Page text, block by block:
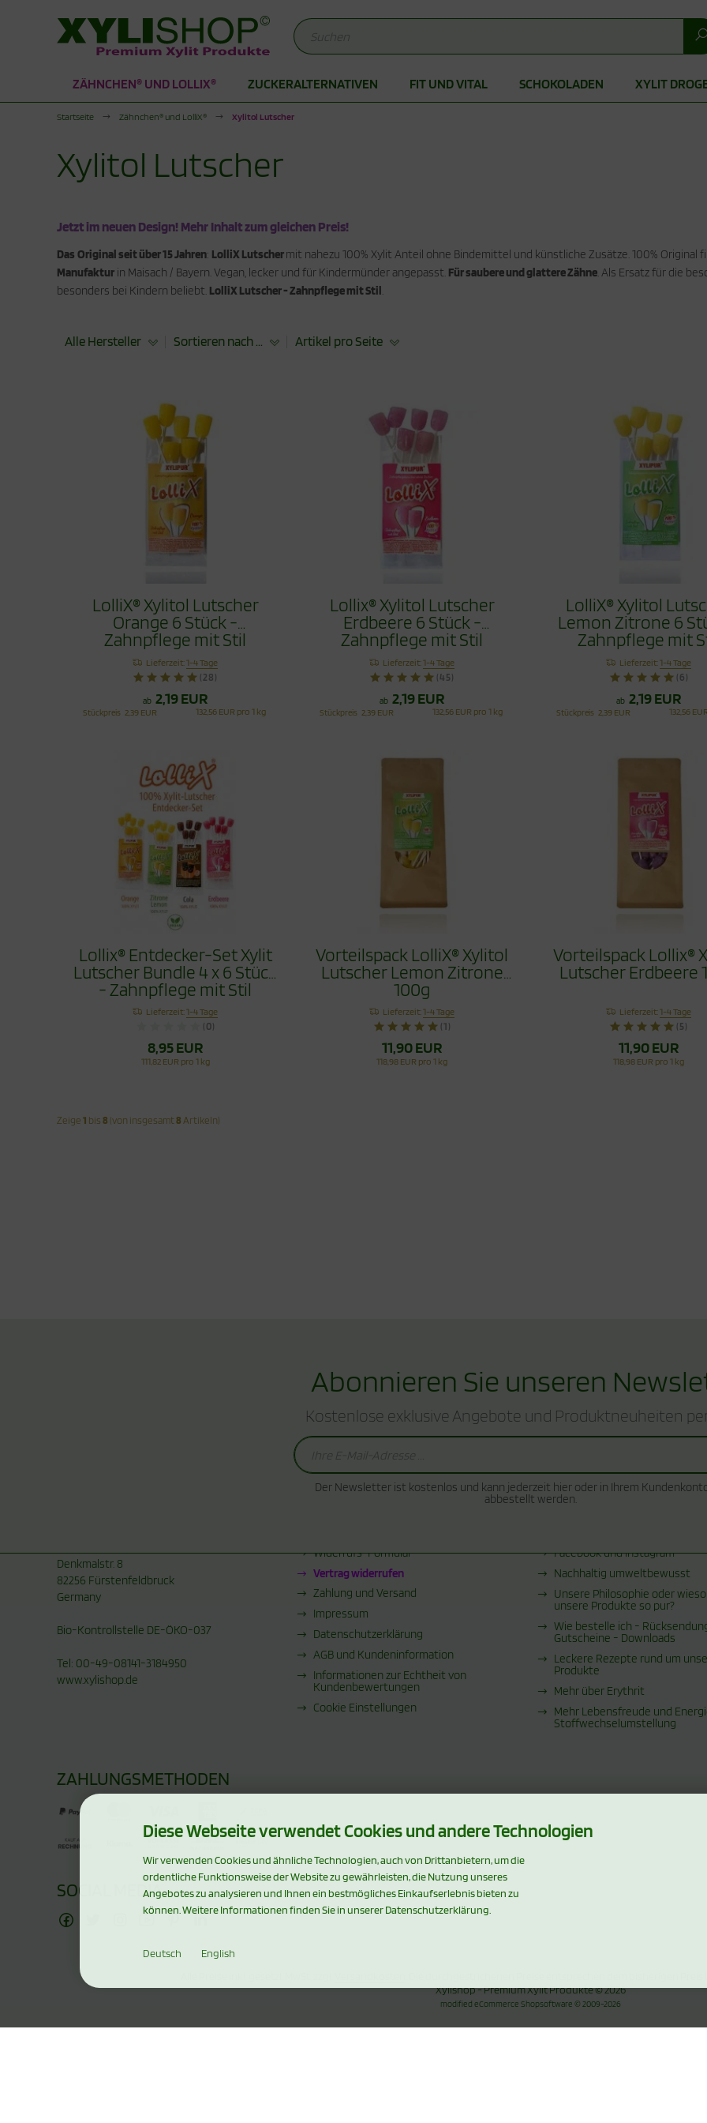
ZÄHNCHEN® UND LOLLIX® ZUCKERALTERNATIVEN FIT UND VITAL SCHOKOLADEN XYLIT
Startseite Zähnchen® und LolliX® Xylitol Lutscher
Xylitol Lutscher
Jetzt im neuen Design! Mehr Inhalt zum gleichen Preis!
Das Original seit über 15 Jahren: LolliX Lutschermit nahezu 100% Xylit Anteil ohne Bindemittel und künstliche Zusätze. 100% Original
Manufaktur in Maisach / Bayern. Vegan, lecker und für Kindermünder angepasst. Für saubere und glattere Zähne. Als Ersatz für die
besonders bei Kindern beliebt. LolliX Lutscher - Zahnpflege mit Stil.
Alle Hersteller Sortieren nach ... Artikel pro Seite
LolliX® Xylitol Lutscher
Orange 6 Stück -
Zahnpflege mit Stil
Lieferzeit:1-4 Tage
(28)
ab 2,19 EUR
Stückpreis 2,39 EUR 132,56 EUR pro 1 kg
Lollix® Xylitol Lutscher
Erdbeere 6 Stück -
Zahnpflege mit Stil
Lieferzeit:1-4 Tage
(45)
ab 2,19 EUR
Stückpreis 2,39 EUR 132,56 EUR pro 1 kg
LolliX® Xylitol
Lemon Zitrone 6
Zahnpflege mit
Lieferzeit:1-4 Tage
(6)
ab 2,19 EUR
Stückpreis 2,39 EUR 132,56
Lollix® Entdecker-Set Xylit
Lutscher Bundle 4 x 6 Stück
- Zahnpflege mit Stil
Lieferzeit:1-4 Tage
(0)
8,95 EUR
111,82 EUR pro 1 kg
Vorteilspack LolliX® Xylitol
Lutscher Lemon Zitrone
100g
Lieferzeit:1-4 Tage
(1)
11,90 EUR
118,98 EUR pro 1 kg
Vorteilspack Lollix®
Lutscher Erdbeere
Lieferzeit:1-4 Tage
(5)
11,90 EUR
118,98 EUR pro 1 kg
Zeige 1 bis 8 (von insgesamt8 Artikeln)
Abonnieren Sie unseren
Kostenlose exklusive Angebote und Produktneuheiten per
Der Newsletter ist kostenlos und kann jederzeit hier oder in Ihrem
abbestellt werden.
Denkmalstr. 8
82256 Fürstenfeldbruck
Germany
Bio-Kontrollstelle DE-ÖKO-037
Tel: 00-49-08141-3184950
www.xylishop.de
MEHR ÜBER...
Widerrufs-Formular
Vertrag widerrufen
Zahlung und Versand
Impressum
Datenschutzerklärung
AGB und Kundeninformation
Informationen zur Echtheit von
Kundenbewertungen
Cookie Einstellungen
INFORMATIONEN
Facebook und Instagram
Nachhaltig umweltbewusst
Unsere Philosophie oder
unsere Produkte so pur?
Wie bestelle ich -
Gutscheine - Downloads
Leckere Rezepte rund um
Produkte
Mehr über Erythrit
Mehr Lebensfreude und
Stoffwechselumstellung
ZAHLUNGSMETHODEN
SOCIAL MEDIA
Xylishop - Premium Xylit Produkte © 2026
modified eCommerce Shopsoftware © 2009-2026
Diese Webseite verwendet Cookies und andere Technologien
Wir verwenden Cookies und ähnliche Technologien, auch von Drittanbietern, um die
ordentliche Funktionsweise der Website zu gewährleisten, die Nutzung unseres
Angebotes zu analysieren und Ihnen ein bestmögliches Einkaufserlebnis bieten zu
können. Weitere Informationen finden Sie in unserer Datenschutzerklärung.
Deutsch English
Zahnpasta